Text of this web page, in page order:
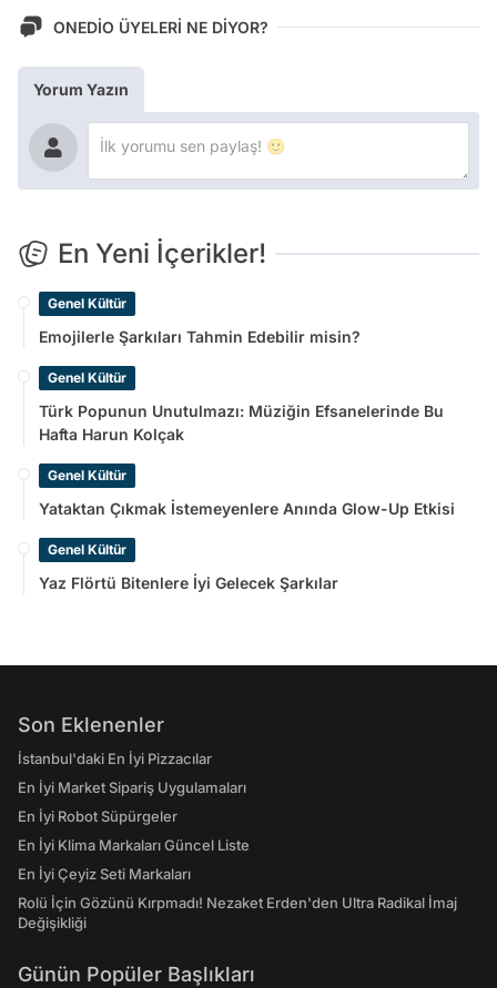
ONEDİO ÜYELERİ NE DİYOR?
Yorum Yazın
En Yeni İçerikler!
Genel Kültür
Emojilerle Şarkıları Tahmin Edebilir misin?
Genel Kültür
Türk Popunun Unutulmazı: Müziğin Efsanelerinde Bu
Hafta Harun Kolçak
Genel Kültür
Yataktan Çıkmak İstemeyenlere Anında Glow-Up Etkisi
Genel Kültür
Yaz Flörtü Bitenlere İyi Gelecek Şarkılar
Son Eklenenler
İstanbul'daki En İyi Pizzacılar
En İyi Market Sipariş Uygulamaları
En İyi Robot Süpürgeler
En İyi Klima Markaları Güncel Liste
En İyi Çeyiz Seti Markaları
Rolü İçin Gözünü Kırpmadı! Nezaket Erden'den Ultra Radikal İmaj
Değişikliği
Günün Popüler Başlıkları